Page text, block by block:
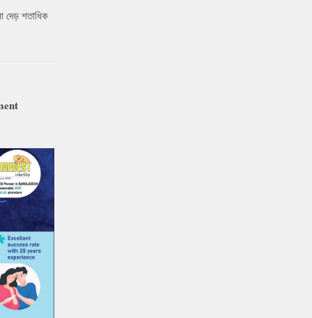
দেড় শতাধিক